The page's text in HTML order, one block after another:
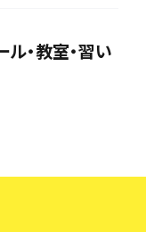
・教室・習い